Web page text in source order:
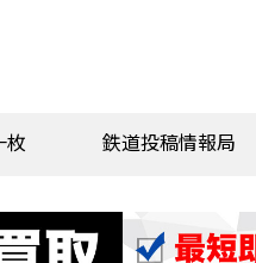
枚 鉄道投稿情報局